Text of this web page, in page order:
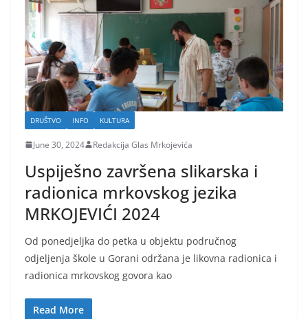
DRUŠTVO INFO KULTURA
June 30, 2024 Redakcija Glas Mrkojevića
Uspiješno završena slikarska i
radionica mrkovskog jezika
MRKOJEVIĆI 2024
Od ponedjeljka do petka u objektu područnog
odjeljenja škole u Gorani održana je likovna radionica i
radionica mrkovskog govora kao
Read More